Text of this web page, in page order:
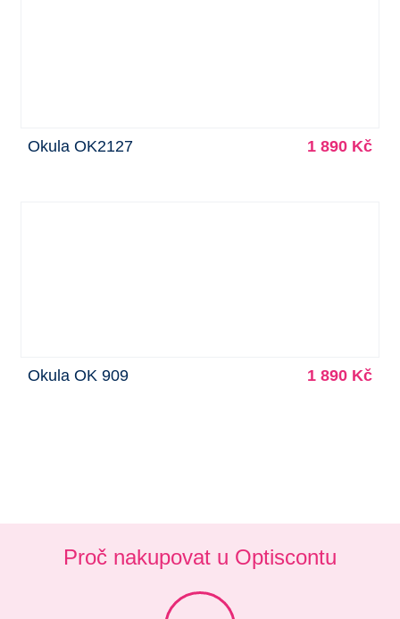
Okula OK2127 1 890 Kč
Okula OK 909 1 890 Kč
Proč nakupovat u Optiscontu